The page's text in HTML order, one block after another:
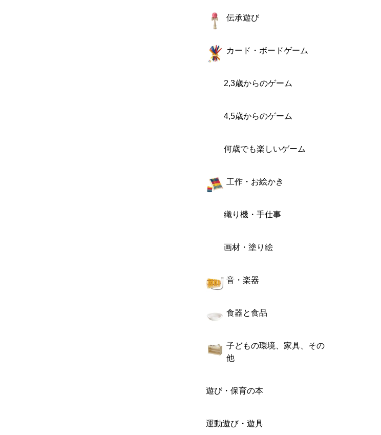
伝承遊び
カード・ボードゲーム
2,3歳からのゲーム
4,5歳からのゲーム
何歳でも楽しいゲーム
工作・お絵かき
織り機・手仕事
画材・塗り絵
音・楽器
食器と食品
子どもの環境、家具、その
他
遊び・保育の本
運動遊び・遊具